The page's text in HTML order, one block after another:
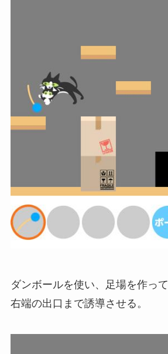
ダンボールを使い、足場を作って
右端の出口まで誘導させる。